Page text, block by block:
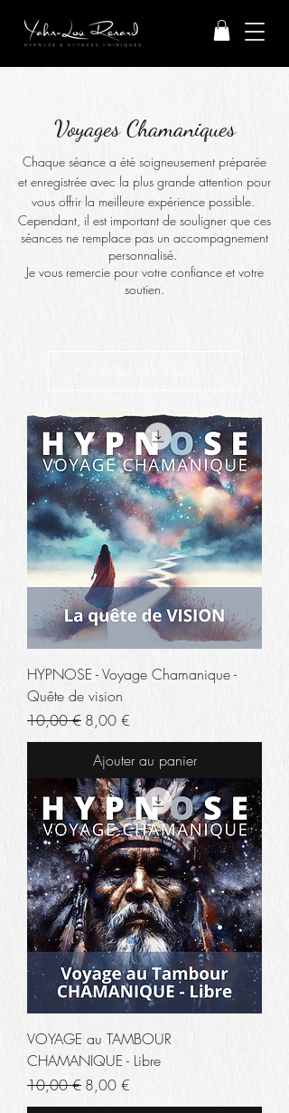
Voyages Chamaniques
Chaque séance a été soigneusement préparée
et enregistrée avec la plus grande attention pour
vous offrir la meilleure expérience possible.
Cependant, il est important de souligner que ces
séances ne remplace pas un accompagnement
personnalisé.
Je vous remercie pour votre confiance et votre
soutien.
HYPNOSE - Voyage Chamanique -
Quête de vision
Prix original
10,00 € Prix promotionnel
8,00 €
Ajouter au panier
VOYAGE au TAMBOUR
CHAMANIQUE - Libre
Prix original
10,00 € Prix promotionnel
8,00 €